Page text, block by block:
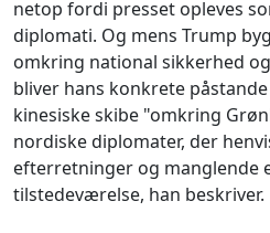
netop fordi presset opleves
diplomati. Og mens Trump
omkring national sikkerhed
bliver hans konkrete
kinesiske skibe "omkring
nordiske diplomater, der
efterretninger og manglende
tilstedeværelse, han beskriver.